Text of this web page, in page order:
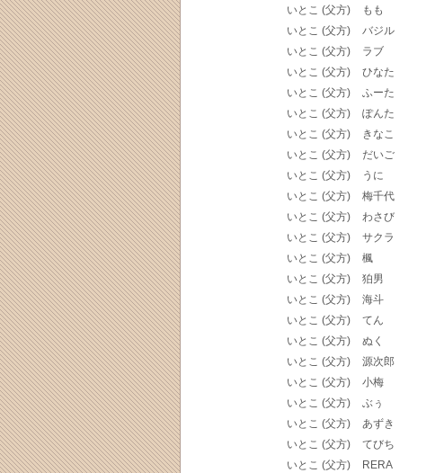
いとこ (父方) もも
いとこ (父方) バジル
いとこ (父方) ラブ
いとこ (父方) ひなた
いとこ (父方) ふーた
いとこ (父方) ぽんた
いとこ (父方) きなこ
いとこ (父方) だいご
いとこ (父方) うに
いとこ (父方) 梅千代
いとこ (父方) わさび
いとこ (父方) サクラ
いとこ (父方) 楓
いとこ (父方) 狛男
いとこ (父方) 海斗
いとこ (父方) てん
いとこ (父方) ぬく
いとこ (父方) 源次郎
いとこ (父方) 小梅
いとこ (父方) ぶぅ
いとこ (父方) あずき
いとこ (父方) てびち
いとこ (父方) RERA